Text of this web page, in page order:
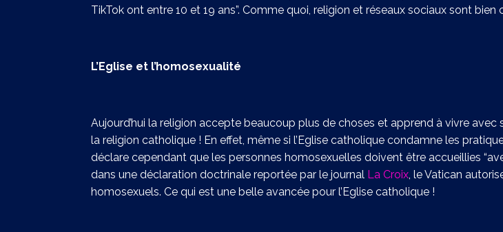
TikTok ont entre 10 et 19 ans”. Comme quoi, religion et réseaux sociaux sont bien
L’Eglise et l’homosexualité
Aujourd’hui la religion accepte beaucoup plus de choses et apprend à vivre
la religion catholique ! En effet, même si l’Eglise catholique condamne les
déclare cependant que les personnes homosexuelles doivent être accueillies
dans une déclaration doctrinale reportée par le journal La Croix , le Vatican
homosexuels. Ce qui est une belle avancée pour l’Eglise catholique !